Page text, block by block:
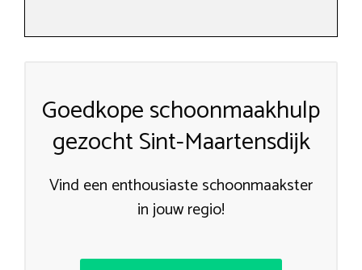
Goedkope schoonmaakhulp
gezocht Sint-Maartensdijk
Vind een enthousiaste schoonmaakster
in jouw regio!